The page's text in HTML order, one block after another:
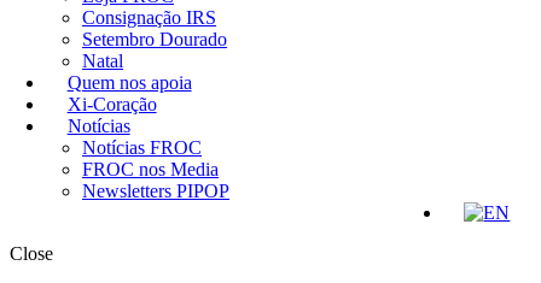
Consignação IRS
Setembro Dourado
Natal
Quem nos apoia
Xi-Coração
Notícias
Notícias FROC
FROC nos Media
Newsletters PIPOP
Close